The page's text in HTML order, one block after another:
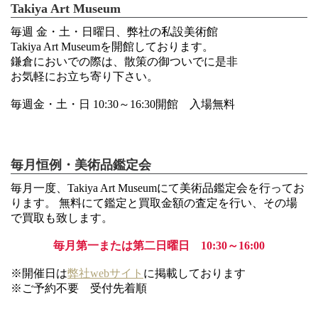
Takiya Art Museum
毎週 金・土・日曜日、弊社の私設美術館
Takiya Art Museumを開館しております。
鎌倉においでの際は、散策の御ついでに是非
お気軽にお立ち寄り下さい。
毎週金・土・日 10:30～16:30開館 入場無料
毎月恒例・美術品鑑定会
毎月一度、Takiya Art Museumにて美術品鑑定会を行ってお
ります。 無料にて鑑定と買取金額の査定を行い、その場
で買取も致します。
毎月第一または第二日曜日 10:30～16:00
※開催日は弊社webサイト に掲載しております
※ご予約不要 受付先着順